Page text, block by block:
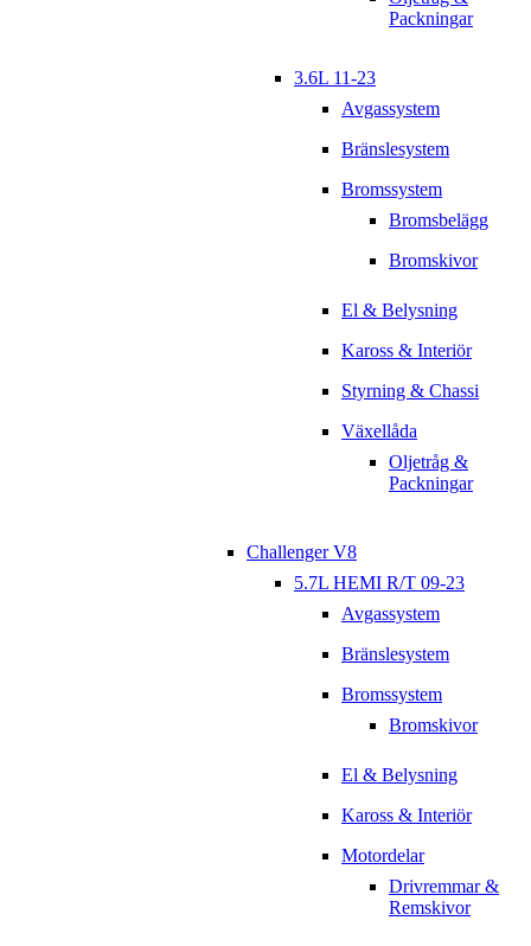
Packningar
3.6L 11-23
Avgassystem
Bränslesystem
Bromssystem
Bromsbelägg
Bromskivor
El & Belysning
Kaross & Interiör
Styrning & Chassi
Växellåda
Oljetråg &
Packningar
Challenger V8
5.7L HEMI R/T 09-23
Avgassystem
Bränslesystem
Bromssystem
Bromskivor
El & Belysning
Kaross & Interiör
Motordelar
Drivremmar &
Remskivor